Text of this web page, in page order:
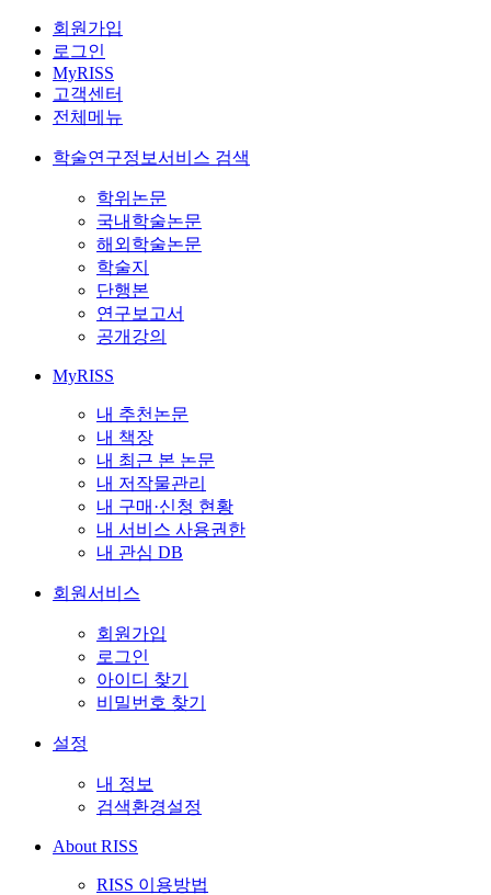
회원가입
로그인
MyRISS
고객센터
전체메뉴
학술연구정보서비스 검색
학위논문
국내학술논문
해외학술논문
학술지
단행본
연구보고서
공개강의
MyRISS
내 추천논문
내 책장
내 최근 본 논문
내 저작물관리
내 구매·신청 현황
내 서비스 사용권한
내 관심 DB
회원서비스
회원가입
로그인
아이디 찾기
비밀번호 찾기
설정
내 정보
검색환경설정
About RISS
RISS 이용방법